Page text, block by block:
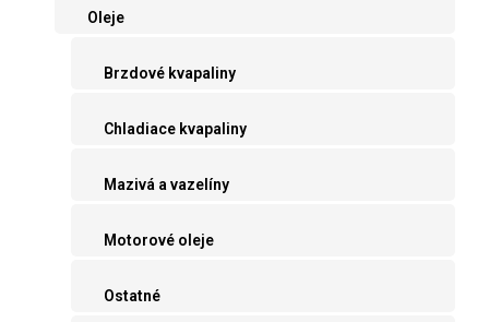
Oleje
Brzdové kvapaliny
Chladiace kvapaliny
Mazivá a vazelíny
Motorové oleje
Ostatné